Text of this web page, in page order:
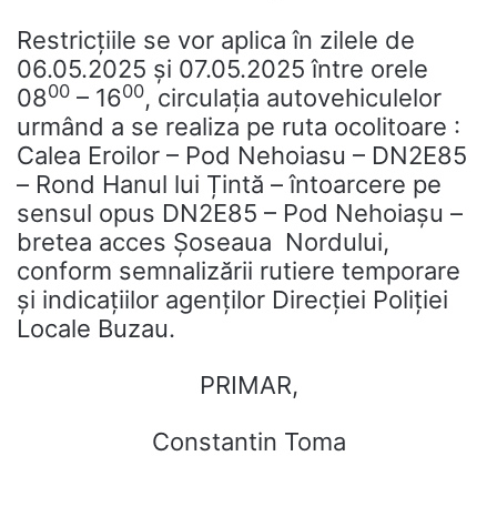
Restricțiile se vor aplica în zilele de
06.05.2025 și 07.05.2025 între orele
0800 – 1600, circulația autovehiculelor
urmând a se realiza pe ruta ocolitoare :
Calea Eroilor – Pod Nehoiasu – DN2E85
– Rond Hanul lui Țintă – întoarcere pe
sensul opus DN2E85 – Pod Nehoiașu –
bretea acces Șoseaua Nordului,
conform semnalizării rutiere temporare
și indicațiilor agenților Direcției Poliției
Locale Buzau.
PRIMAR,
Constantin Toma